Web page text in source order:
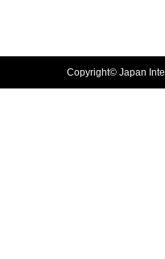
Copyright© Japan